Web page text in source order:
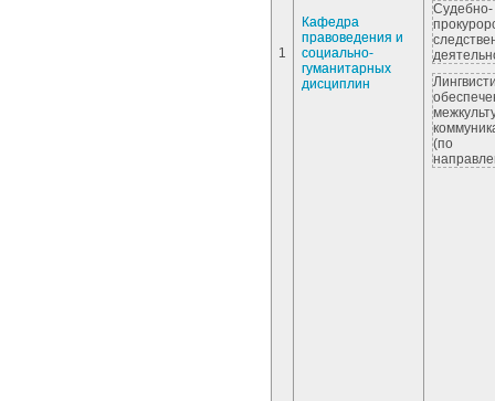
1
Кафедра
правоведения и
социально-
гуманитарных
дисциплин
Судебно-
(по